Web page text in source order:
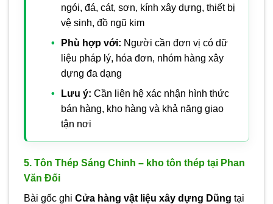
ngói, đá, cát, sơn, kính xây dựng, thiết bị
vệ sinh, đồ ngũ kim
Phù hợp với: Người cần đơn vị có dữ
liệu pháp lý, hóa đơn, nhóm hàng xây
dựng đa dạng
Lưu ý: Cần liên hệ xác nhận hình thức
bán hàng, kho hàng và khả năng giao
tận nơi
5. Tôn Thép Sáng Chinh – kho tôn thép tại Phan
Văn Đối
Bài gốc ghi Cửa hàng vật liệu xây dựng Dũng tại